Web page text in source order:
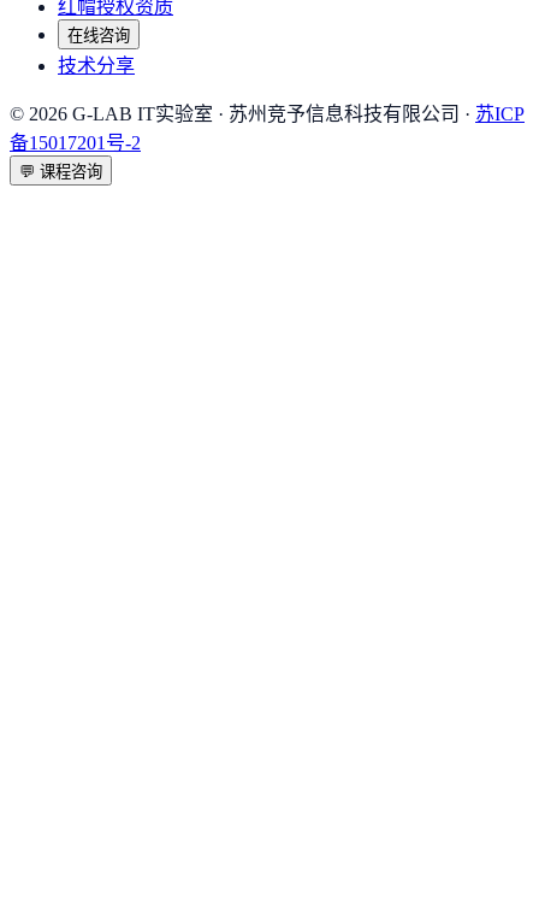
红帽授权资质
在线咨询
技术分享
© 2026 G-LAB IT实验室 · 苏州竞予信息科技有限公司 · 苏ICP
备15017201号-2
💬 课程咨询